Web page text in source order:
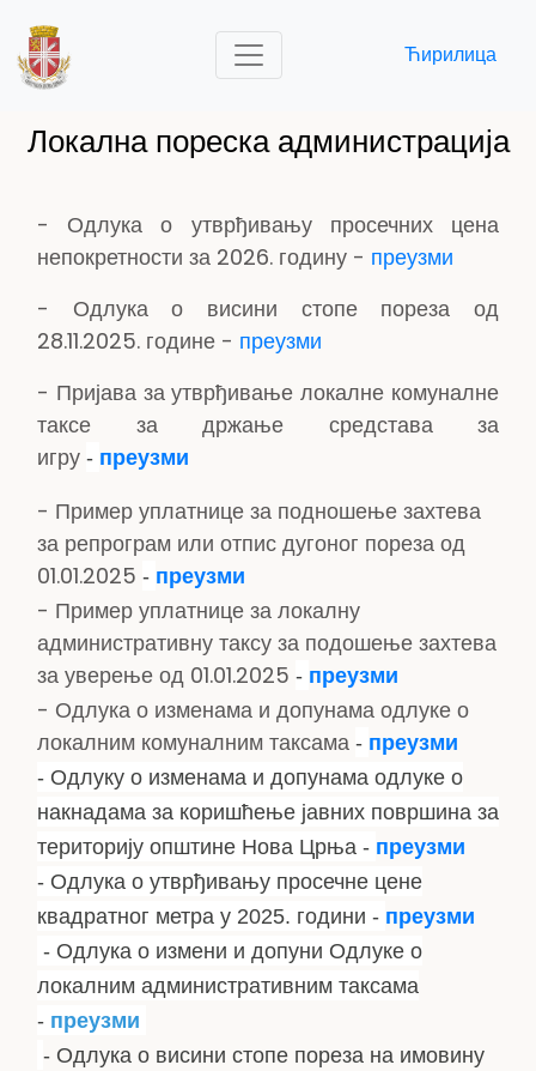
Ћирилица
Локална пореска администрација
- Одлука о утврђивању просечних цена
непокретности за 2026. годину - преузми
- Одлука о висини стопе пореза од
28.11.2025. године - преузми
- Пријава за утврђивање локалне комуналне
таксе за држање средстава за
игру - преузми
- Пример уплатнице за подношење захтева
за репрограм или отпис дугоног пореза од
01.01.2025 - преузми
- Пример уплатнице за локалну
административну таксу за подошење захтева
за уверење од 01.01.2025 - преузми
- Одлука о изменама и допунама одлуке о
локалним комуналним таксама - преузми
- Одлуку о изменама и допунама одлуке о
накнадама за коришћење јавних површина за
територију општине Нова Црња - преузми
- Одлука о утврђивању просечне цене
квадратног метра у 2025. години - преузми
- Одлука о измени и допуни Одлуке о
локалним административним таксама
- преузми
- Одлука о висини стопе пореза на имовину